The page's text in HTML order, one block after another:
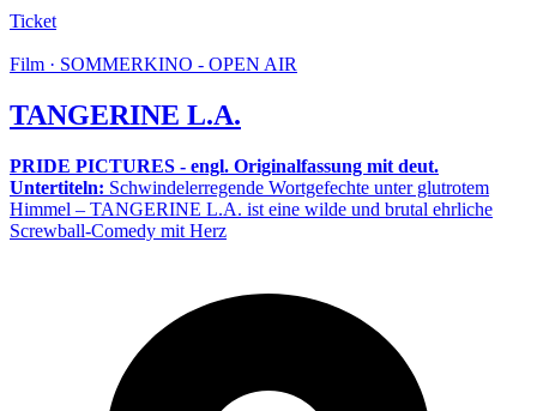
Ticket
Film · SOMMERKINO - OPEN AIR
TANGERINE L.A.
PRIDE PICTURES - engl. Originalfassung mit deut.
Untertiteln: Schwindelerregende Wortgefechte unter glutrotem
Himmel – TANGERINE L.A. ist eine wilde und brutal ehrliche
Screwball-Comedy mit Herz